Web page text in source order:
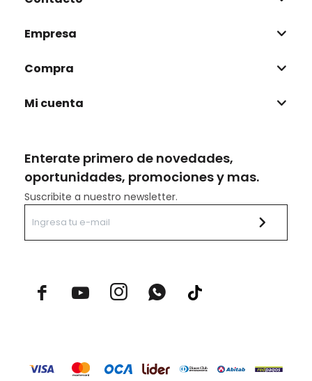
Enterate primero de novedades,
oportunidades, promociones y mas.
Suscribite a nuestro newsletter.
  
Empresa
Compra
Mi cuenta